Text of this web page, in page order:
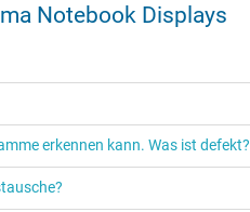
Notebook Displays
erkennen kann. Was ist defekt?